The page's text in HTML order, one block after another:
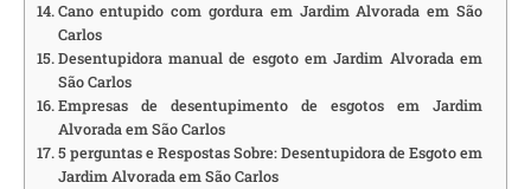
Cano entupido com gordura em Jardim Alvorada em São
Carlos
Desentupidora manual de esgoto em Jardim Alvorada em
São Carlos
Empresas de desentupimento de esgotos em Jardim
Alvorada em São Carlos
5 perguntas e Respostas Sobre: Desentupidora de Esgoto em
Jardim Alvorada em São Carlos